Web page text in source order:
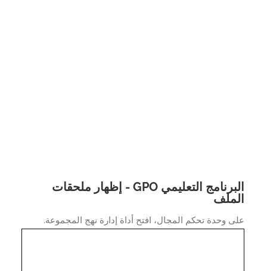
البرنامج التعليمي GPO - إظهار ملحقات
وحدة تحكم المجال، افتح أداة إدارة نهج المجموعة.